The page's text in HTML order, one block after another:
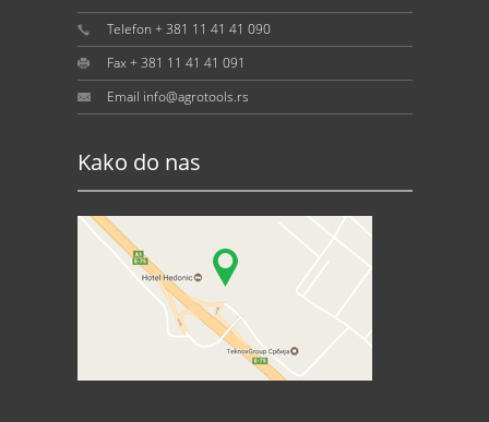
Telefon + 381 11 41 41 090
Fax + 381 11 41 41 091
Email info@agrotools.rs
Kako do nas